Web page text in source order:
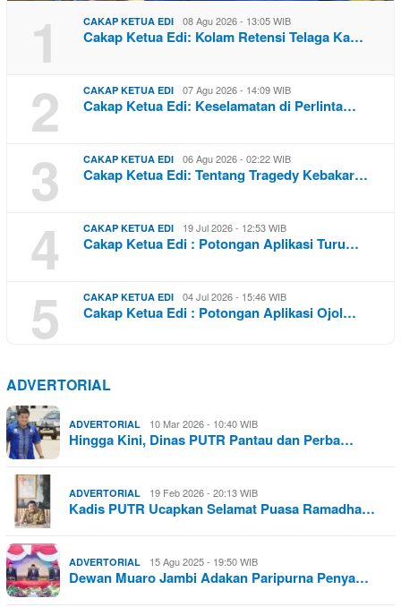
1 CAKAP KETUA EDI 08 Agu 2026 - 13:05 WIB
Cakap Ketua Edi: Kolam Retensi Telaga Ka…
2 CAKAP KETUA EDI 07 Agu 2026 - 14:09 WIB
Cakap Ketua Edi: Keselamatan di Perlinta…
3 CAKAP KETUA EDI 06 Agu 2026 - 02:22 WIB
Cakap Ketua Edi: Tentang Tragedy Kebakar…
4 CAKAP KETUA EDI 19 Jul 2026 - 12:53 WIB
Cakap Ketua Edi : Potongan Aplikasi Turu…
5 CAKAP KETUA EDI 04 Jul 2026 - 15:46 WIB
Cakap Ketua Edi : Potongan Aplikasi Ojol…
ADVERTORIAL
ADVERTORIAL 10 Mar 2026 - 10:40 WIB
Hingga Kini, Dinas PUTR Pantau dan Perba…
ADVERTORIAL 19 Feb 2026 - 20:13 WIB
Kadis PUTR Ucapkan Selamat Puasa Ramadha…
ADVERTORIAL 15 Agu 2025 - 19:50 WIB
Dewan Muaro Jambi Adakan Paripurna Penya…